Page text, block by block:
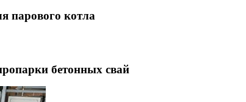
парового котла
бетонных свай